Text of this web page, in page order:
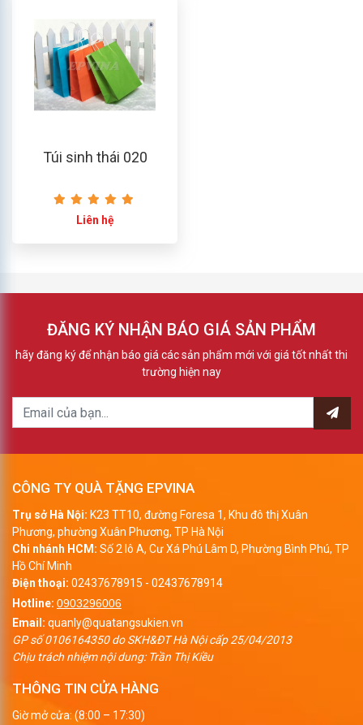
Túi sinh thái 020
Liên hệ
ĐĂNG KÝ NHẬN BÁO GIÁ SẢN PHẨM
hãy đăng ký để nhận báo giá các sản phẩm mới với giá tốt nhất thi
trường hiện nay
CÔNG TY QUÀ TẶNG EPVINA
Trụ sở Hà Nội: K23 TT10, đường Foresa 1, Khu đô thị Xuân
Phương, phường Xuân Phương, TP Hà Nội
Chi nhánh HCM: Số 2 lô A, Cư Xá Phú Lâm D, Phường Bình Phú, TP
Hồ Chí Minh
Điện thoại: 02437678915 - 02437678914
Hotline: 0903296006
Email: quanly@quatangsukien.vn
GP số 0106164350 do SKH&ĐT Hà Nội cấp 25/04/2013
Chịu trách nhiệm nội dung: Trần Thị Kiều
THÔNG TIN CỬA HÀNG
Giờ mở cửa: (8:00 – 17:30)